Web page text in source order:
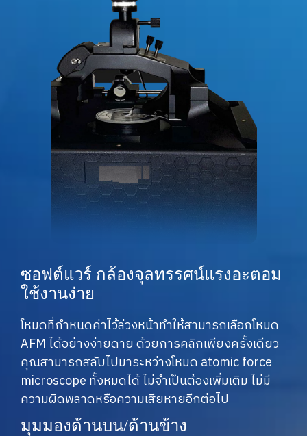
ซอฟต์แวร์ กล้องจุลทรรศน์แรงอะตอม
ใช้งานง่าย
โหมดที่กำหนดค่าไว้ล่วงหน้าทำให้สามารถเลือกโหมด
AFM ได้อย่างง่ายดาย ด้วยการคลิกเพียงครั้งเดียว
คุณสามารถสลับไปมาระหว่างโหมด atomic force
microscope ทั้งหมดได้ ไม่จำเป็นต้องเพิ่มเติม ไม่มี
ความผิดพลาดหรือความเสียหายอีกต่อไป
มุมมองด้านบน/ด้านข้าง